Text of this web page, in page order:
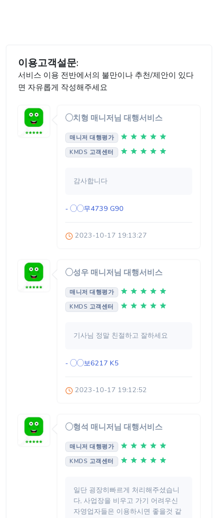
이용고객설문:
서비스 이용 전반에서의 불만이나 추천/제안이 있다
면 자유롭게 작성해주세요
◯치형 매니저님 대행서비스
매니저 대행평가
KMDS 고객센터
감사합니다
- ◯◯무4739 G90
2023-10-17 19:13:27
◯성우 매니저님 대행서비스
매니저 대행평가
KMDS 고객센터
기사님 정말 친절하고 잘하세요
- ◯◯보6217 K5
2023-10-17 19:12:52
◯형석 매니저님 대행서비스
매니저 대행평가
KMDS 고객센터
일단 굉장히빠르게 처리해주셨습니
다, 사업장을 비우고 가기 어려우신
자영업자들은 이용하시면 좋을것 같